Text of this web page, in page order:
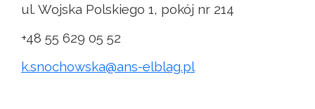
ul. Wojska Polskiego 1, pokój nr 214
+48 55 629 05 52
k.snochowska@ans-elblag.pl